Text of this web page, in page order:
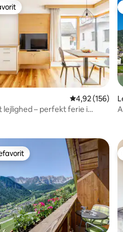
bedømmelse, 104 omtaler
4,92 ud af 5 i
4,92 (156)
lejlighed – perfekt ferie i